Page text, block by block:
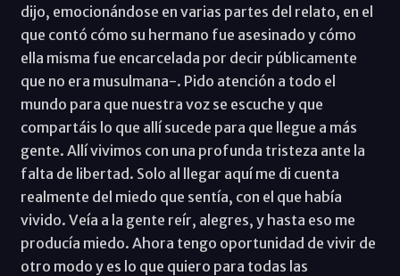
dijo, emocionándose en varias partes del relato, en el
que contó cómo su hermano fue asesinado y cómo
ella misma fue encarcelada por decir públicamente
que no era musulmana-. Pido atención a todo el
mundo para que nuestra voz se escuche y que
compartáis lo que allí sucede para que llegue a más
gente. Allí vivimos con una profunda tristeza ante la
falta de libertad. Solo al llegar aquí me di cuenta
realmente del miedo que sentía, con el que había
vivido. Veía a la gente reír, alegres, y hasta eso me
producía miedo. Ahora tengo oportunidad de vivir de
otro modo y es lo que quiero para todas las